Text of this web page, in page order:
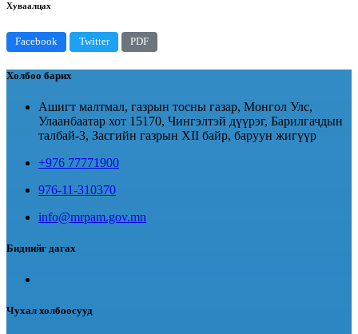
Хуваалцах
Facebook Twitter PDF
Холбоо барих
Ашигт малтмал, газрын тосны газар, Монгол Улс,
Улаанбаатар хот 15170, Чингэлтэй дүүрэг, Барилгачдын
талбай-3, Засгийн газрын XII байр, баруун жигүүр
+976 77771900
976-11-310370
info@mrpam.gov.mn
Биднийг дагах
Чухал холбоосууд